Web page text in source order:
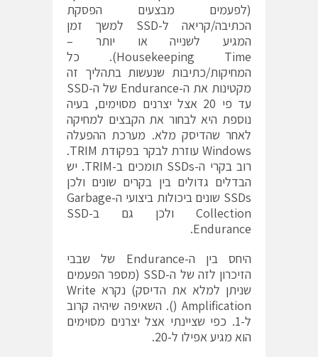
(לפעמים מבצעים הפסקת
הכתיבה/קריאה ל-SSD למשך זמן
המגיע לשנייה או יותר –
Housekeeping Time). כל
המחיקות/כתיבות שנעשות בתהליך זה
מקטינות את ה-Endurance של ה-SSD
עד פי 20 אצל יצרנים מסוימים, בעיה
נוספת היא לבחור את הקבצים למחיקה
לאחר שהדיסק מלא. מערכת ההפעלה
Windows עוזרת לבקר בפקודת TRIM.
רוב בקרי ה-SSDs תומכים ב-TRIM. יש
הבדלים גדולים בין בקרים שונים ולכן
SSDs שונים ביכולות ביצועי ה-Garbage
Collection ולכן גם ב-SSD
Endurance.
היחס בין ה-Endurance של שבבי
הזיכרון לזה של ה-SSD (מספר הפעמים
שניתן למלא את הדיסק) נקרא Write
Amplification (). השאיפה שיהיה קרוב
ל-1. כפי שציינתי אצל יצרנים מסוימים
הוא מגיע אפילו ל-20.